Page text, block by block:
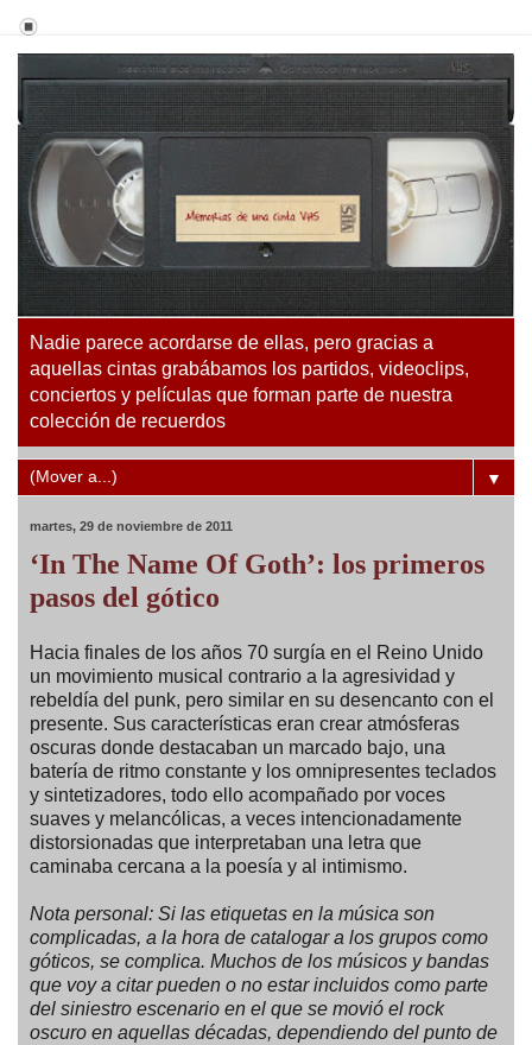
Nadie parece acordarse de ellas, pero gracias a
aquellas cintas grabábamos los partidos, videoclips,
conciertos y películas que forman parte de nuestra
colección de recuerdos
▼
martes, 29 de noviembre de 2011
‘In The Name Of Goth’: los primeros
pasos del gótico
Hacia finales de los años 70 surgía en el Reino Unido
un movimiento musical contrario a la agresividad y
rebeldía del punk, pero similar en su desencanto con el
presente. Sus características eran crear atmósferas
oscuras donde destacaban un marcado bajo, una
batería de ritmo constante y los omnipresentes teclados
y sintetizadores, todo ello acompañado por voces
suaves y melancólicas, a veces intencionadamente
distorsionadas que interpretaban una letra que
caminaba cercana a la poesía y al intimismo.
Nota personal: Si las etiquetas en la música son
complicadas, a la hora de catalogar a los grupos como
góticos, se complica. Muchos de los músicos y bandas
que voy a citar pueden o no estar incluidos como parte
del siniestro escenario en el que se movió el rock
oscuro en aquellas décadas, dependiendo del punto de